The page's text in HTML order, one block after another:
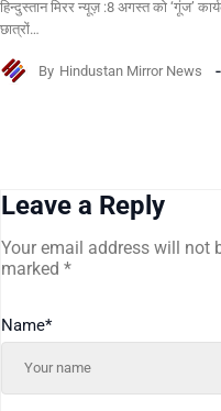
हिन्दुस्तान मिरर न्यूज़ :8 अगस्त को ‘गूंज’
छात्रों…
By Hindustan Mirror News
Leave a Reply
Your email address will not
marked *
Name*